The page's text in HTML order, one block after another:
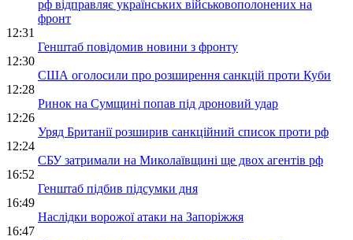
рф відправляє українських військовополонених на
фронт
12:31
Генштаб повідомив новини з фронту
12:30
США оголосили про розширення санкцій проти Куби
12:28
Ринок на Сумщині попав під дроновий удар
12:26
Уряд Британії розширив санкційний список проти рф
12:24
СБУ затримали на Миколаївщині ще двох агентів рф
16:52
Генштаб підбив підсумки дня
16:49
Наслідки ворожої атаки на Запоріжжя
16:47